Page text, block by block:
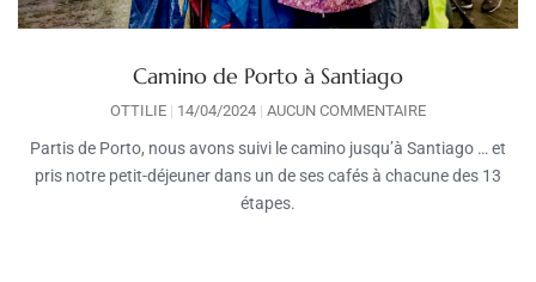
Camino de Porto à Santiago
OTTILIE 14/04/2024 AUCUN COMMENTAIRE
Partis de Porto, nous avons suivi le camino jusqu’à Santiago … et
pris notre petit-déjeuner dans un de ses cafés à chacune des 13
étapes.